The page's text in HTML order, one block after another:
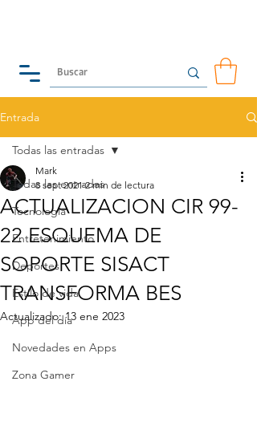
Entrada
Todas las entradas
Tecnología
Entretenimiento
Deportes
Estilo de vida
App del día
Novedades en Apps
Zona Gamer
Todas las entradas
ACTUALIZACION CIR 99-
22 ESQUEMA DE
SOPORTE SISACT
TRANSFORMA BES
Mark
8 sept 2021 2 min de lectura
Actualizado:13 ene 2023